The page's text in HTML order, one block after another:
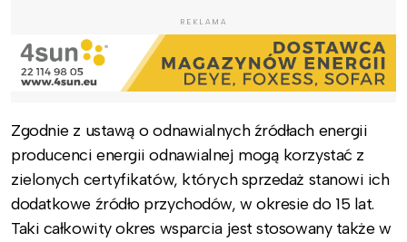
REKLAMA
Zgodnie z ustawą o odnawialnych źródłach energii
producenci energii odnawialnej mogą korzystać z
zielonych certyfikatów, których sprzedaż stanowi ich
dodatkowe źródło przychodów, w okresie do 15 lat.
Taki całkowity okres wsparcia jest stosowany także w